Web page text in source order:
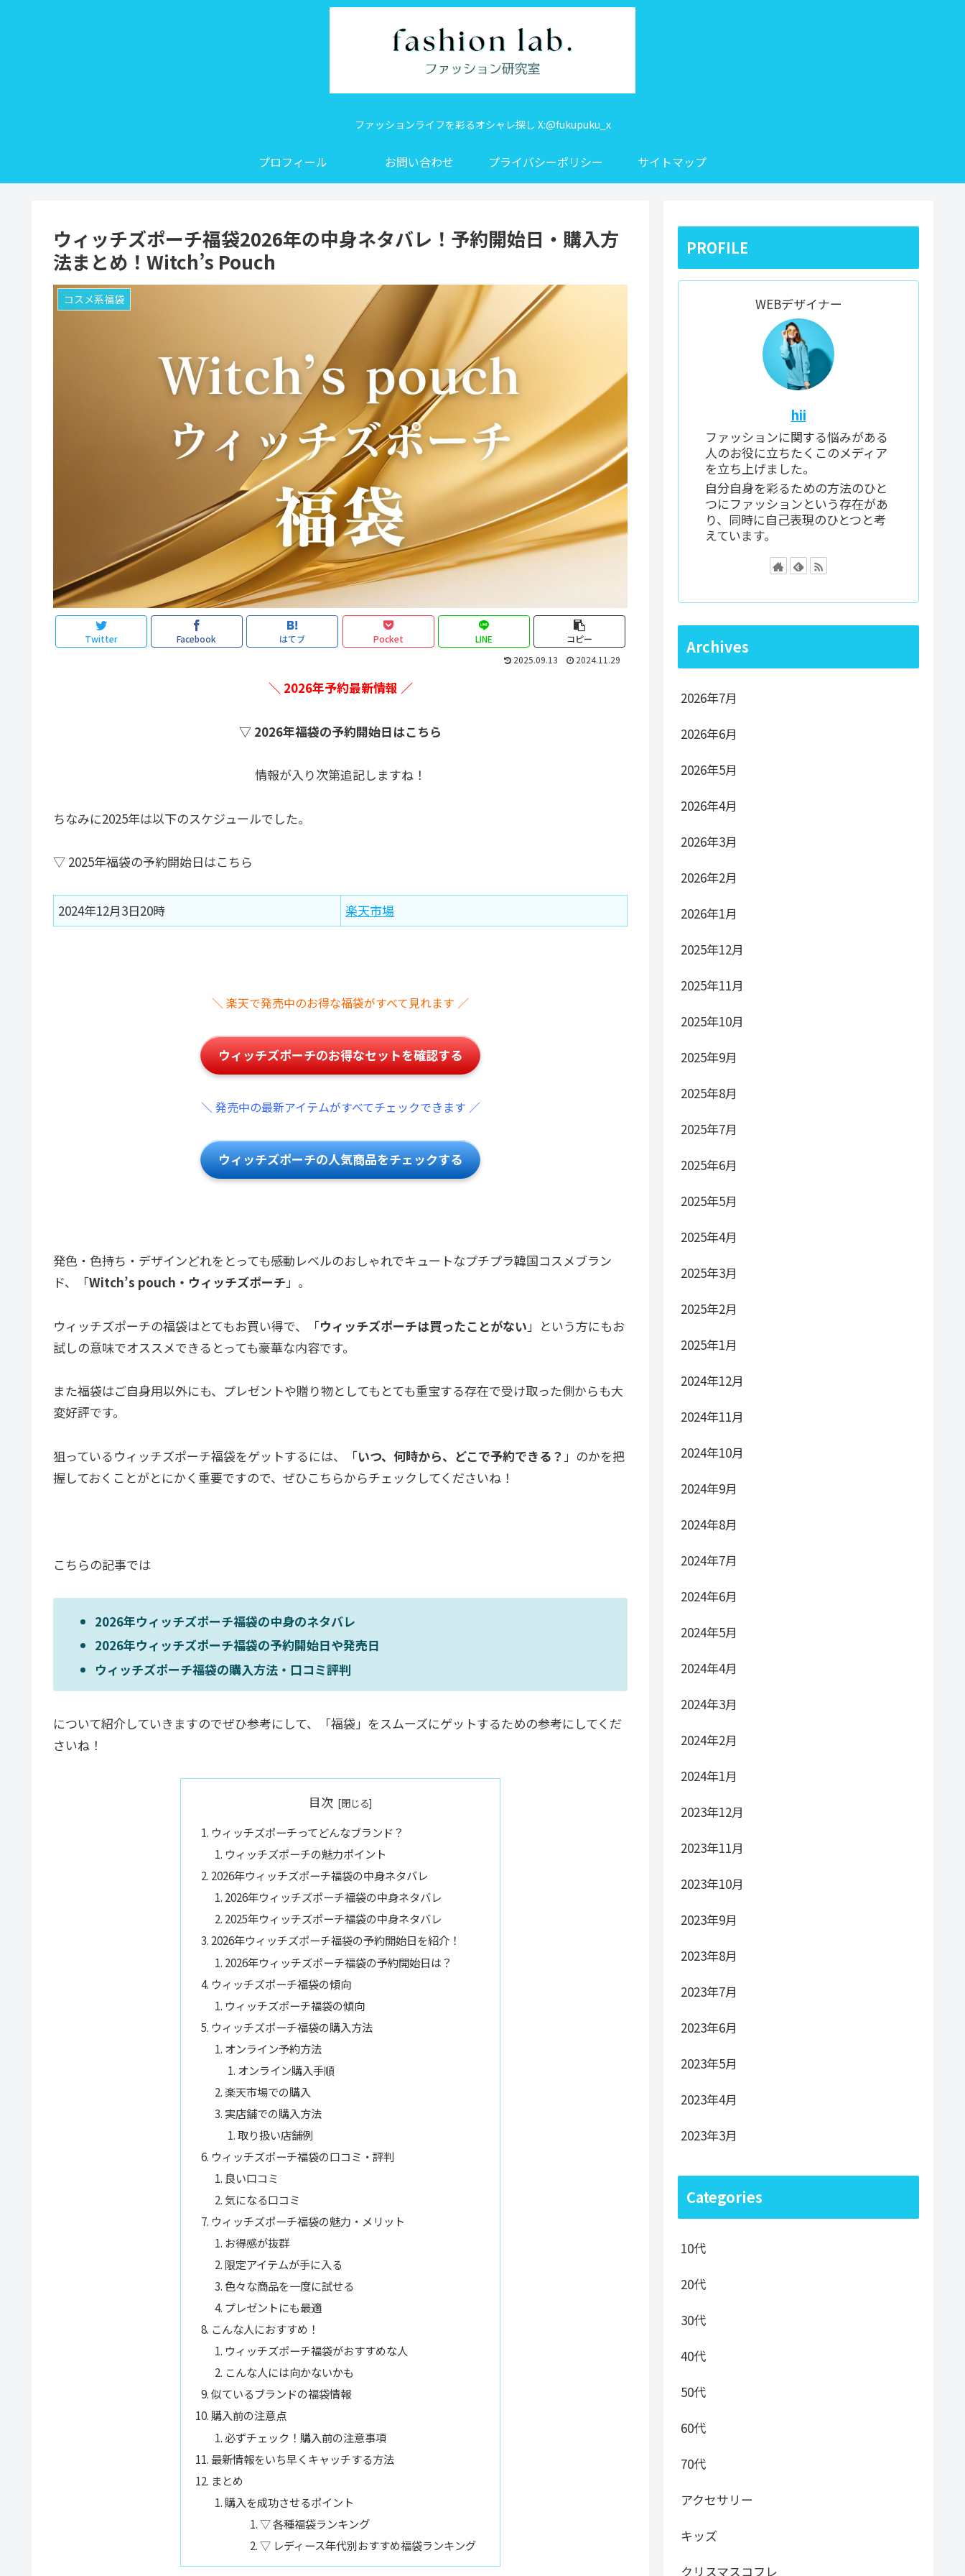
ファッションライフを彩るオシャレ探し X:@fukupuku_x
プロフィール お問い合わせ プライバシーポリシー サイトマップ
ウィッチズポーチ福袋2026年の中身ネタバレ！予約開始日・購入方
法まとめ！Witch’s Pouch
コスメ系福袋
Twitter Facebook はてブ Pocket LINE
コピー
2025.09.13
2024.11.29
＼ 2026年予約最新情報 ／
▽ 2026年福袋の予約開始日はこちら
情報が入り次第追記しますね！
ちなみに2025年は以下のスケジュールでした。
▽ 2025年福袋の予約開始日はこちら
2024年12月3日20時 楽天市場
＼ 楽天で発売中のお得な福袋がすべて見れます ／
ウィッチズポーチのお得なセットを確認する
＼ 発売中の最新アイテムがすべてチェックできます ／
ウィッチズポーチの人気商品をチェックする
発色・色持ち・デザインどれをとっても感動レベルのおしゃれでキュートなプチプラ韓国コスメブラン
ド、「Witch’s pouch・ウィッチズポーチ」。
ウィッチズポーチの福袋はとてもお買い得で、「ウィッチズポーチは買ったことがない 」という方にもお
試しの意味でオススメできるとっても豪華な内容です。
また福袋はご自身用以外にも、プレゼントや贈り物としてもとても重宝する存在で受け取った側からも大
変好評です。
狙っているウィッチズポーチ福袋をゲットするには、「いつ、何時から、どこで予約できる？ 」のかを把
握しておくことがとにかく重要ですので、ぜひこちらからチェックしてくださいね！
こちらの記事では
2026年ウィッチズポーチ福袋の中身のネタバレ
2026年ウィッチズポーチ福袋の予約開始日や発売日
ウィッチズポーチ福袋の購入方法・口コミ評判
について紹介していきますのでぜひ参考にして、「福袋」をスムーズにゲットするための参考にしてくだ
さいね！
目次
ウィッチズポーチってどんなブランド？
ウィッチズポーチの魅力ポイント
2026年ウィッチズポーチ福袋の中身ネタバレ
2026年ウィッチズポーチ福袋の中身ネタバレ
2025年ウィッチズポーチ福袋の中身ネタバレ
2026年ウィッチズポーチ福袋の予約開始日を紹介！
2026年ウィッチズポーチ福袋の予約開始日は？
ウィッチズポーチ福袋の傾向
ウィッチズポーチ福袋の傾向
ウィッチズポーチ福袋の購入方法
オンライン予約方法
オンライン購入手順
楽天市場での購入
実店舗での購入方法
取り扱い店舗例
ウィッチズポーチ福袋の口コミ・評判
良い口コミ
気になる口コミ
ウィッチズポーチ福袋の魅力・メリット
お得感が抜群
限定アイテムが手に入る
色々な商品を一度に試せる
プレゼントにも最適
こんな人におすすめ！
ウィッチズポーチ福袋がおすすめな人
こんな人には向かないかも
似ているブランドの福袋情報
購入前の注意点
必ずチェック！購入前の注意事項
最新情報をいち早くキャッチする方法
まとめ
購入を成功させるポイント
▽ 各種福袋ランキング
▽ レディース年代別おすすめ福袋ランキング
PROFILE
WEBデザイナー
hii
ファッションに関する悩みがある
人のお役に立ちたくこのメディア
を立ち上げました。
自分自身を彩るための方法のひと
つにファッションという存在があ
り、同時に自己表現のひとつと考
えています。
Archives
2026年7月
2026年6月
2026年5月
2026年4月
2026年3月
2026年2月
2026年1月
2025年12月
2025年11月
2025年10月
2025年9月
2025年8月
2025年7月
2025年6月
2025年5月
2025年4月
2025年3月
2025年2月
2025年1月
2024年12月
2024年11月
2024年10月
2024年9月
2024年8月
2024年7月
2024年6月
2024年5月
2024年4月
2024年3月
2024年2月
2024年1月
2023年12月
2023年11月
2023年10月
2023年9月
2023年8月
2023年7月
2023年6月
2023年5月
2023年4月
2023年3月
Categories
10代
20代
30代
40代
50代
60代
70代
アクセサリー
キッズ
クリスマスコフレ